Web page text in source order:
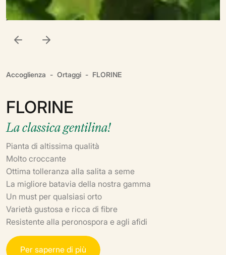
Accoglienza Ortaggi FLORINE
FLORINE
La classica gentilina!
Pianta di altissima qualità
Molto croccante
Ottima tolleranza alla salita a seme
La migliore batavia della nostra gamma
Un must per qualsiasi orto
Varietà gustosa e ricca di fibre
Resistente alla peronospora e agli afidi
Per sapernedi più